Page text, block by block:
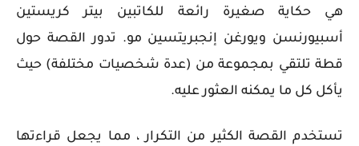
هي حكاية صغيرة رائعة للكاتبين بيتر كريستين
أسبيورنسن ويورغن إنجبريتسين مو. تدور القصة حول
قطة تلتقي بمجموعة من (عدة شخصيات مختلفة) حيث
يأكل كل ما يمكنه العثور عليه.
تستخدم القصة الكثير من التكرار ، مما يجعل قراءتها